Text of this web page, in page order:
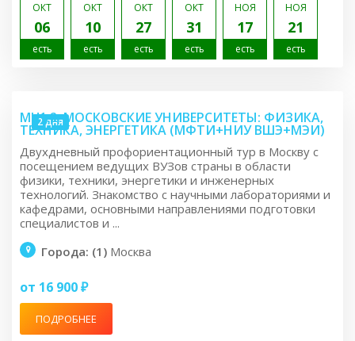
ОКТ
06
есть
ОКТ
10
есть
ОКТ
27
есть
ОКТ
31
есть
НОЯ
17
есть
НОЯ
21
есть
2 дня
MU1.2: МОСКОВСКИЕ УНИВЕРСИТЕТЫ: ФИЗИКА,
ТЕХНИКА, ЭНЕРГЕТИКА (МФТИ+НИУ ВШЭ+МЭИ)
Двухдневный профориентационный тур в Москву с
посещением ведущих ВУЗов страны в области
физики, техники, энергетики и инженерных
технологий. Знакомство с научными лабораториями и
кафедрами, основными направлениями подготовки
специалистов и ...
Города: (1) Москва
от 16 900 ₽
ПОДРОБНЕЕ